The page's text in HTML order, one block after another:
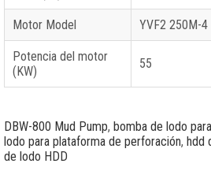
Motor Model YVF2 250M-4
Potencia del motor
(KW)
55
DBW-800 Mud Pump, bomba de lodo
lodo para plataforma de perforación, hdd
de lodo HDD